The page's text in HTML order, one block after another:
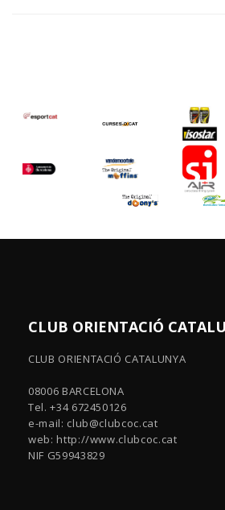
CLUB ORIENTACIÓ
CLUB ORIENTACIÓ CATALUNYA
08006 BARCELONA
Tel. +34 672450126
e-mail: club@clubcoc.cat
web: http://www.clubcoc.cat
NIF G59943829